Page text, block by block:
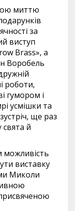
миттю
за
виступ
Brass», а
Воробель
роботи,
гумором і
усмішки та
ще раз
й
можливість
виставку
Миколи